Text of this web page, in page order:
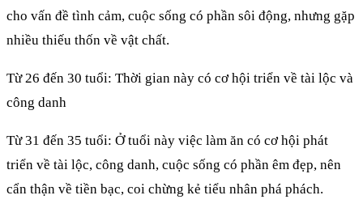
cho vấn đề tình cảm, cuộc sống có phần sôi động, nhưng gặp
nhiều thiếu thốn về vật chất.
Từ 26 đến 30 tuổi: Thời gian này có cơ hội triển về tài lộc và
công danh
Từ 31 đến 35 tuổi: Ở tuổi này việc làm ăn có cơ hội phát
triển về tài lộc, công danh, cuộc sống có phần êm đẹp, nên
cẩn thận về tiền bạc, coi chừng kẻ tiểu nhân phá phách.